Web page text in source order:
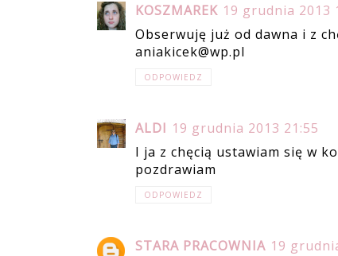
KOSZMAREK 19 grudnia 2013
Obserwuję już od dawna i z
aniakicek@wp.pl
ODPOWIEDZ
ALDI 19 grudnia 2013 21:55
I ja z chęcią ustawiam się w
pozdrawiam
ODPOWIEDZ
STARA PRACOWNIA 19